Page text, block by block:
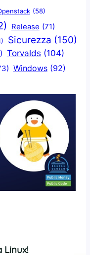
(58)
Release (71)
Sicurezza (150)
Torvalds (104)
Windows (92)
Linux!